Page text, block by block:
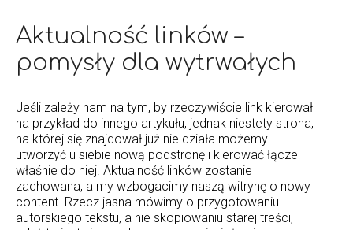
Aktualność linków –
pomysły dla wytrwałych
Jeśli zależy nam na tym, by rzeczywiście link kierował
na przykład do innego artykułu, jednak niestety strona,
na której się znajdował już nie działa możemy…
utworzyć u siebie nową podstronę i kierować łącze
właśnie do niej. Aktualność linków zostanie
zachowana, a my wzbogacimy naszą witrynę o nowy
content. Rzecz jasna mówimy o przygotowaniu
autorskiego tekstu, a nie skopiowaniu starej treści,